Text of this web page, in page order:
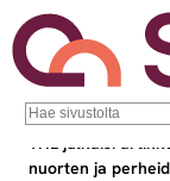
Siirry sisältöön
Search
Socca – Etelä-
THL julkaisi
nuorten ja